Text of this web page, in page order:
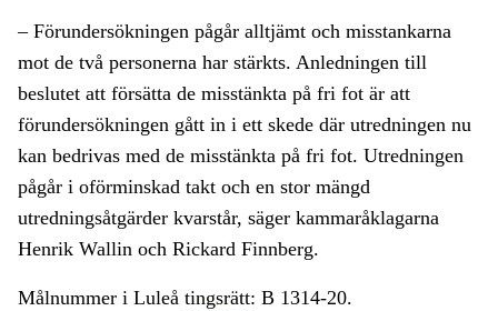
– Förundersökningen pågår alltjämt och misstankarna
mot de två personerna har stärkts. Anledningen till
beslutet att försätta de misstänkta på fri fot är att
förundersökningen gått in i ett skede där utredningen nu
kan bedrivas med de misstänkta på fri fot. Utredningen
pågår i oförminskad takt och en stor mängd
utredningsåtgärder kvarstår, säger kammaråklagarna
Henrik Wallin och Rickard Finnberg.
Målnummer i Luleå tingsrätt: B 1314-20.